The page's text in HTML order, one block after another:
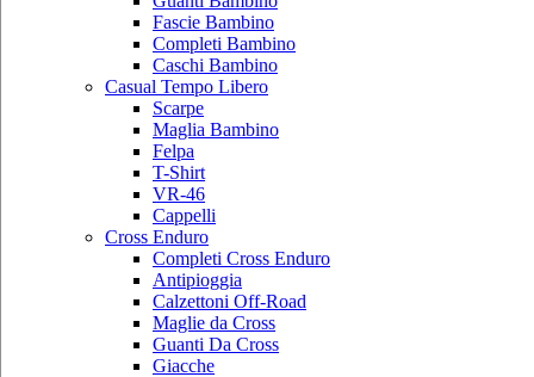
Fascie Bambino
Completi Bambino
Caschi Bambino
Casual Tempo Libero
Scarpe
Maglia Bambino
Felpa
T-Shirt
VR-46
Cappelli
Cross Enduro
Completi Cross Enduro
Antipioggia
Calzettoni Off-Road
Maglie da Cross
Guanti Da Cross
Giacche